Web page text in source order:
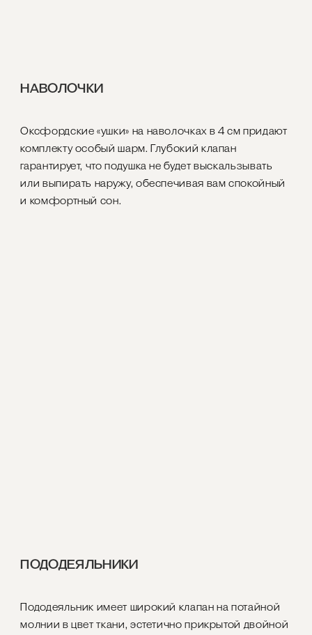
НАВОЛОЧКИ
Оксфордские «ушки» на наволочках в 4 см придают
комплекту особый шарм. Глубокий клапан
гарантирует, что подушка не будет выскальзывать
или выпирать наружу, обеспечивая вам спокойный
и комфортный сон.
ПОДОДЕЯЛЬНИКИ
Пододеяльник имеет широкий клапан на потайной
молнии в цвет ткани, эстетично прикрытой двойной